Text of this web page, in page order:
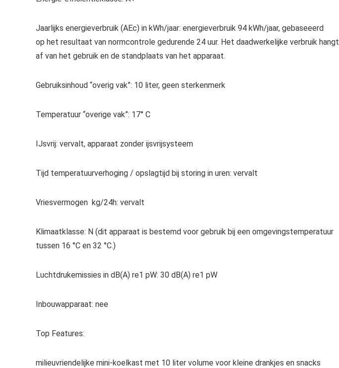
Jaarlijks energieverbruik (AEc) in kWh/jaar: energieverbruik 94 kWh/jaar, gebaseeerd
op het resultaat van normcontrole gedurende 24 uur. Het daadwerkelijke verbruik hangt
af van het gebruik en de standplaats van het apparaat.
Gebruiksinhoud “overig vak”: 10 liter, geen sterkenmerk
Temperatuur “overige vak”: 17° C
IJsvrij: vervalt, apparaat zonder ijsvrijsysteem
Tijd temperatuurverhoging / opslagtijd bij storing in uren: vervalt
Vriesvermogen kg/24h: vervalt
Klimaatklasse: N (dit apparaat is bestemd voor gebruik bij een omgevingstemperatuur
tussen 16 °C en 32 °C.)
Luchtdrukemissies in dB(A) re1 pW: 30 dB(A) re1 pW
Inbouwapparaat: nee
Top Features:
milieuvriendelijke mini-koelkast met 10 liter volume voor kleine drankjes en snacks